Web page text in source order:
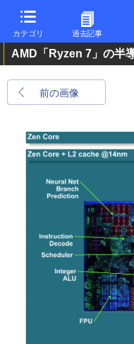
カテゴリ 過去記事
AMD「Ryzen 7」の半
前の画像